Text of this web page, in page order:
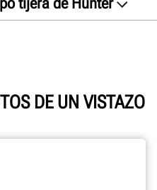
DE UN VISTAZO